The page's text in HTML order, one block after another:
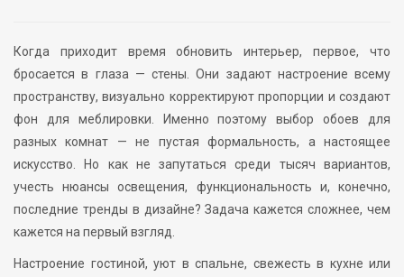
Когда приходит время обновить интерьер, первое, что
бросается в глаза — стены. Они задают настроение всему
пространству, визуально корректируют пропорции и создают
фон для меблировки. Именно поэтому выбор обоев для
разных комнат — не пустая формальность, а настоящее
искусство. Но как не запутаться среди тысяч вариантов,
учесть нюансы освещения, функциональность и, конечно,
последние тренды в дизайне? Задача кажется сложнее, чем
кажется на первый взгляд.
Настроение гостиной, уют в спальне, свежесть в кухне или